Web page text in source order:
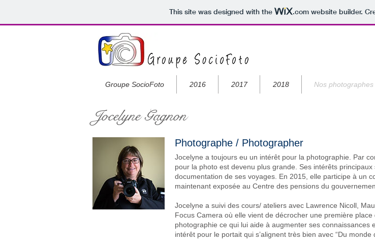
This site was designed with the .comwebsite builder.
Groupe SocioFoto 2016 2017 2018 Nos
Jocelyne Gagnon
Photographe / Photographer
Jocelyne a toujours eu un intérêt pour la photographie. Par
pour la photo est devenu plus grande. Ses intérêts
documentation de ses voyages. En 2015, elle participe à un
maintenant exposée au Centre des pensions du
Jocelyne a suivi des cours/ ateliers avec Lawrence Nicoll,
Focus Camera où elle vient de décrocher une première
photographie ce qui lui aide à augmenter ses
intérêt pour le portait qui s’alignent très bien avec “Du monde